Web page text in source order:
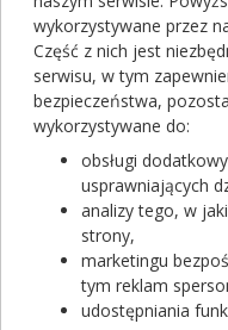
Objawy porodu
rozpoznać, że to
wykorzystywane przez
Część z nich jest
serwisu, w tym
bezpieczeństwa,
wykorzystywane do:
obsługi
usprawniających
analizy tego, w
strony,
marketingu
tym reklam
udostępniania